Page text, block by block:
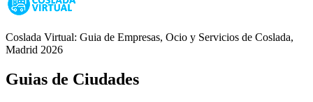
Coslada Virtual: Guia de Empresas, Ocio y Servicios de Coslada,
Madrid 2026
Guias de Ciudades